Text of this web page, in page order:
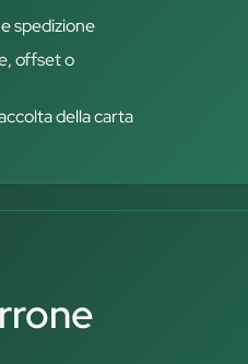
spedizione
offset o
della carta